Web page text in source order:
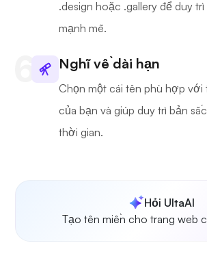
.design hoặc .gallery để duy
mạnh mẽ.
Nghĩ về dài hạn
Chọn một cái tên phù hợp với
của bạn và giúp duy trì bản
thời gian.
Hỏi UltaAI
Tạo tên miền cho trang web